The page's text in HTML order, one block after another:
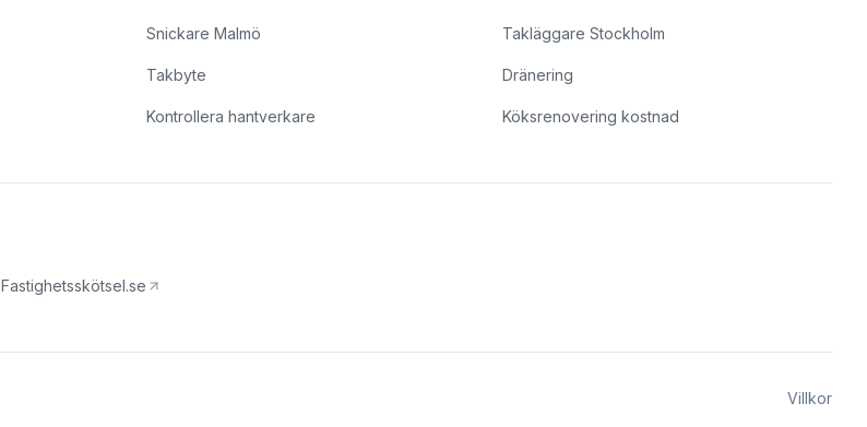
Snickare Malmö Takläggare Stockholm
Takbyte Dränering
Kontrollera hantverkare Köksrenovering kostnad
Fastighetsskötsel.se
Villkor